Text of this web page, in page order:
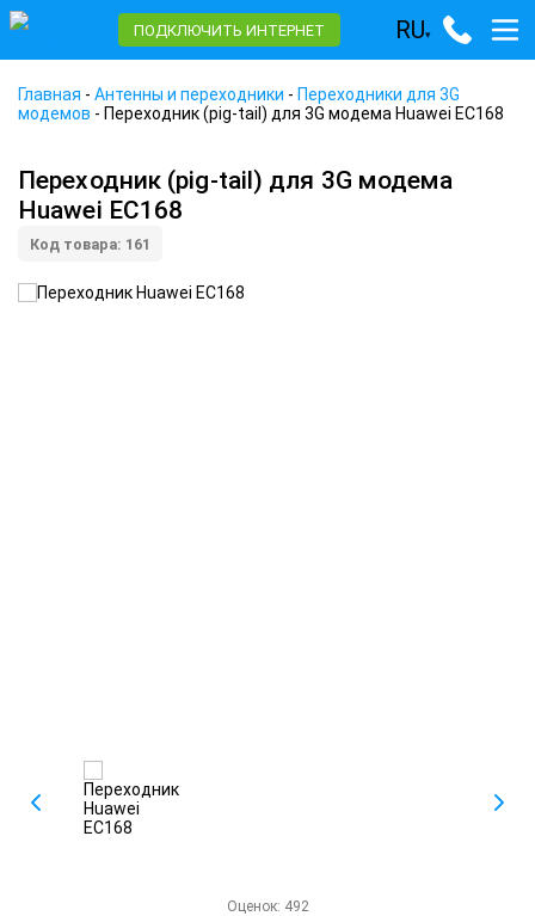
ПОДКЛЮЧИТЬ ИНТЕРНЕТ RU▾
Главная - Антенны и переходники - Переходники для 3G
модемов - Переходник (pig-tail) для 3G модема Huawei EC168
Переходник (pig-tail) для 3G модема
Huawei EC168
Код товара: 161
Оценок: 492